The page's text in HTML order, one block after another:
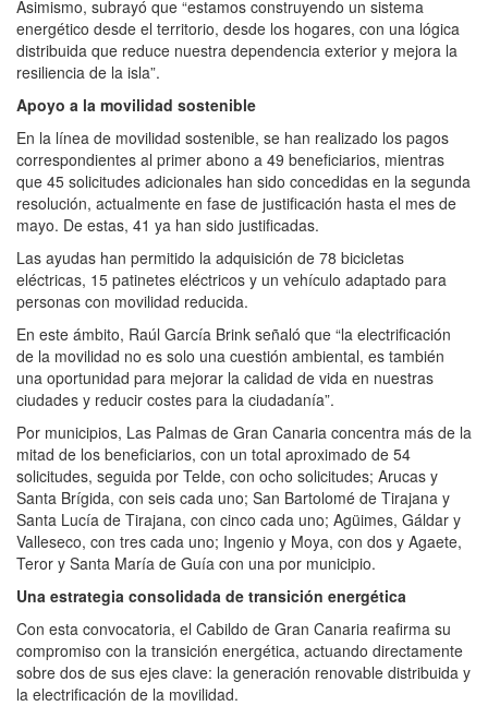
Asimismo, subrayó que “estamos construyendo un sistema
energético desde el territorio, desde los hogares, con una lógica
distribuida que reduce nuestra dependencia exterior y mejora la
resiliencia de la isla”.
Apoyo a la movilidad sostenible
En la línea de movilidad sostenible, se han realizado los pagos
correspondientes al primer abono a 49 beneficiarios, mientras
que 45 solicitudes adicionales han sido concedidas en la segunda
resolución, actualmente en fase de justificación hasta el mes de
mayo. De estas, 41 ya han sido justificadas.
Las ayudas han permitido la adquisición de 78 bicicletas
eléctricas, 15 patinetes eléctricos y un vehículo adaptado para
personas con movilidad reducida.
En este ámbito, Raúl García Brink señaló que “la electrificación
de la movilidad no es solo una cuestión ambiental, es también
una oportunidad para mejorar la calidad de vida en nuestras
ciudades y reducir costes para la ciudadanía”.
Por municipios, Las Palmas de Gran Canaria concentra más de la
mitad de los beneficiarios, con un total aproximado de 54
solicitudes, seguida por Telde, con ocho solicitudes; Arucas y
Santa Brígida, con seis cada uno; San Bartolomé de Tirajana y
Santa Lucía de Tirajana, con cinco cada uno; Agüimes, Gáldar y
Valleseco, con tres cada uno; Ingenio y Moya, con dos y Agaete,
Teror y Santa María de Guía con una por municipio.
Una estrategia consolidada de transición energética
Con esta convocatoria, el Cabildo de Gran Canaria reafirma su
compromiso con la transición energética, actuando directamente
sobre dos de sus ejes clave: la generación renovable distribuida y
la electrificación de la movilidad.